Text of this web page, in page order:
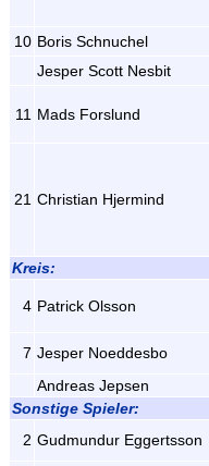
10 Boris Schnuchel
Jesper Scott Nesbit
11 Mads Forslund
21 Christian Hjermind
Kreis:
4 Patrick Olsson
7 Jesper Noeddesbo
Andreas Jepsen
Sonstige Spieler:
2 Gudmundur Eggertsson